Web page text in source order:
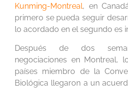
Kunming-Montreal, en
primero se pueda seguir
lo acordado en el segundo es
Después de dos
negociaciones en Montreal,
países miembro de la
Biológica llegaron a un